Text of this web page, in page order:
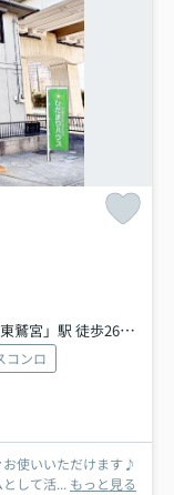
鷲宮」駅 徒歩26分
コンロ
使いいただけます♪
して活... もっと見る